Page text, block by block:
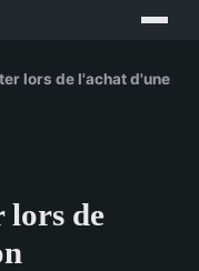
lors de l'achat d'une
lors de